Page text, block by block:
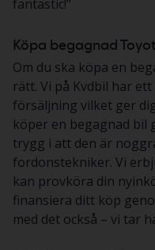
fantastic!"
Köpa begagnad
Om du ska köpa en
rätt. Vi på Kvdbil har
försäljning vilket ger
köper en begagnad bil
trygg i att den är
fordonstekniker. Vi
kan provköra din
finansiera ditt köp
med det också – vi tar